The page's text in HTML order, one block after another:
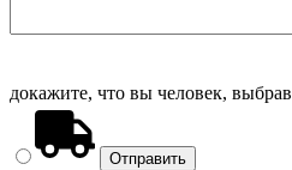
докажите, что вы человек, выбрав